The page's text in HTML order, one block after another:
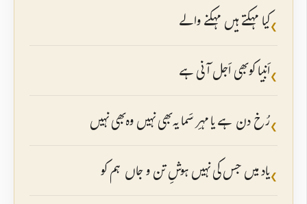
❮کیا مہکتے ہیں مہکنے والے
❮اَنبیا کو بھی اَجل آنی ہے
❮رُخ دن ہے یا مہرِ سَما یہ بھی نہیں وہ بھی نہیں
❮یاد میں جس کی نہیں ہوشِ تن و جاں ہم کو